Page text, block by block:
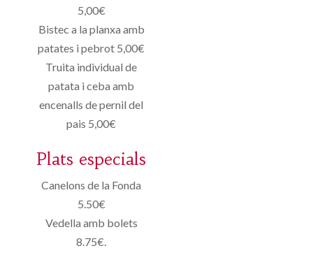
5,00€
Bistec a la planxa amb
patates i pebrot 5,00€
Truita individual de
patata i ceba amb
encenalls de pernil del
pais 5,00€
Plats especials
Canelons de la Fonda
5.50€
Vedella amb bolets
8.75€.